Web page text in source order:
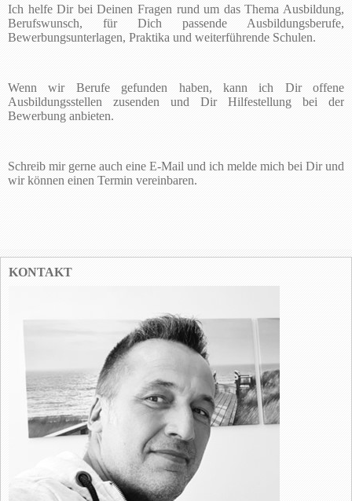
Ich helfe Dir bei Deinen Fragen rund um das Thema Ausbildung,
Berufswunsch, für Dich passende Ausbildungsberufe,
Bewerbungsunterlagen, Praktika und weiterführende Schulen.
Wenn wir Berufe gefunden haben, kann ich Dir offene
Ausbildungsstellen zusenden und Dir Hilfestellung bei der
Bewerbung anbieten.
Schreib mir gerne auch eine E-Mail und ich melde mich bei Dir und
wir können einen Termin vereinbaren.
KONTAKT